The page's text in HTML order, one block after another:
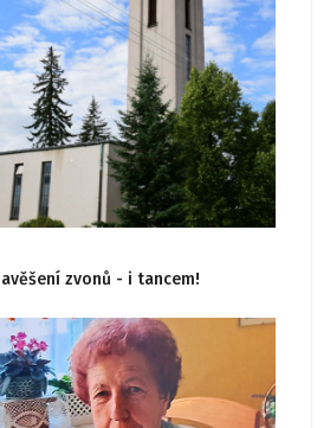
zvonů - i tancem!